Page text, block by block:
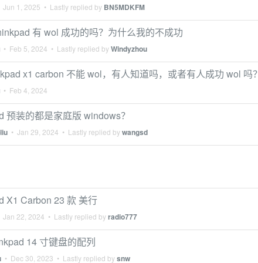
Jun 1, 2025 • Lastly replied by BN5MDKFM
有 wol 成功的吗？为什么我的不成功
• Feb 5, 2024 • Lastly replied byWindyzhou
x1 carbon 不能 wol，有人知道吗，或者有人成功 wol 吗？
• Feb 4, 2024
预装的都是家庭版 windows？
• Jan 29, 2024 • Lastly replied bywangsd
X1 Carbon 23 款 美行
Jan 22, 2024 • Lastly replied byradio777
14 寸键盘的配列
• Dec 30, 2023 • Lastly replied bysnw